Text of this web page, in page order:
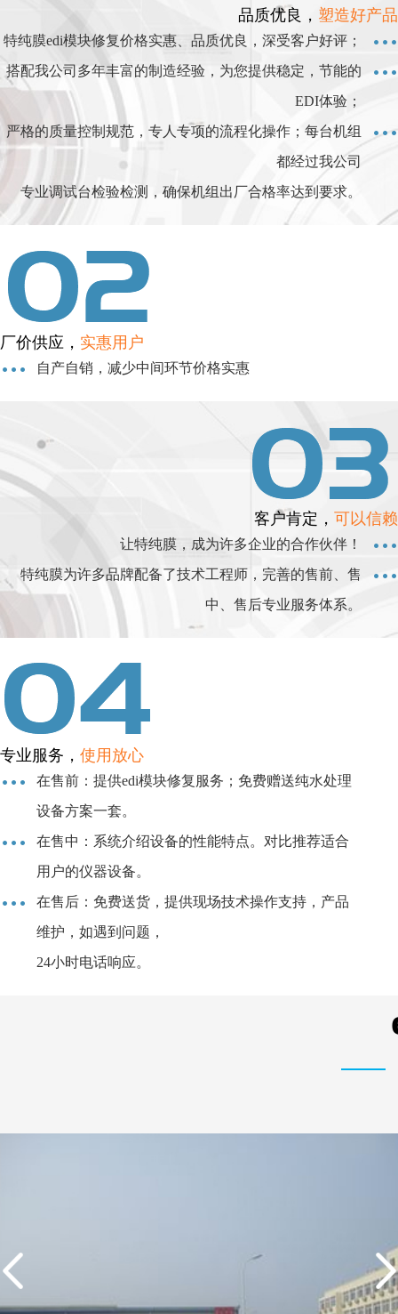
品质优良， 塑造好产品
特纯膜edi模块修复价格实惠、品质优良，深受客户好评；
搭配我公司多年丰富的制造经验，为您提供稳定，节能的
EDI体验；
严格的质量控制规范，专人专项的流程化操作；每台机组
都经过我公司
专业调试台检验检测，确保机组出厂合格率达到要求。
厂价供应， 实惠用户
自产自销，减少中间环节价格实惠
客户肯定， 可以信赖
让特纯膜，成为许多企业的合作伙伴！
特纯膜为许多品牌配备了技术工程师，完善的售前、售
中、售后专业服务体系。
专业服务， 使用放心
在售前：提供edi模块修复服务；免费赠送纯水处理
设备方案一套。
在售中：系统介绍设备的性能特点。对比推荐适合
用户的仪器设备。
在售后：免费送货，提供现场技术操作支持，产品
维护，如遇到问题，
24小时电话响应。